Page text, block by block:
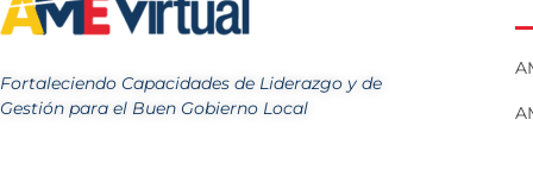
Fortaleciendo Capacidades de Liderazgo y de
Gestión para el Buen Gobierno Local